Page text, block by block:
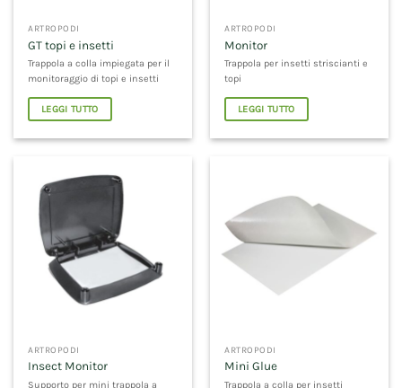
ARTROPODI
GT topi e insetti
Trappola a colla impiegata per il
monitoraggio di topi e insetti
LEGGI TUTTO
ARTROPODI
Monitor
Trappola per insetti striscianti e
topi
LEGGI TUTTO
ARTROPODI
Insect Monitor
Supporto per mini trappola a
ARTROPODI
Mini Glue
Trappola a colla per insetti